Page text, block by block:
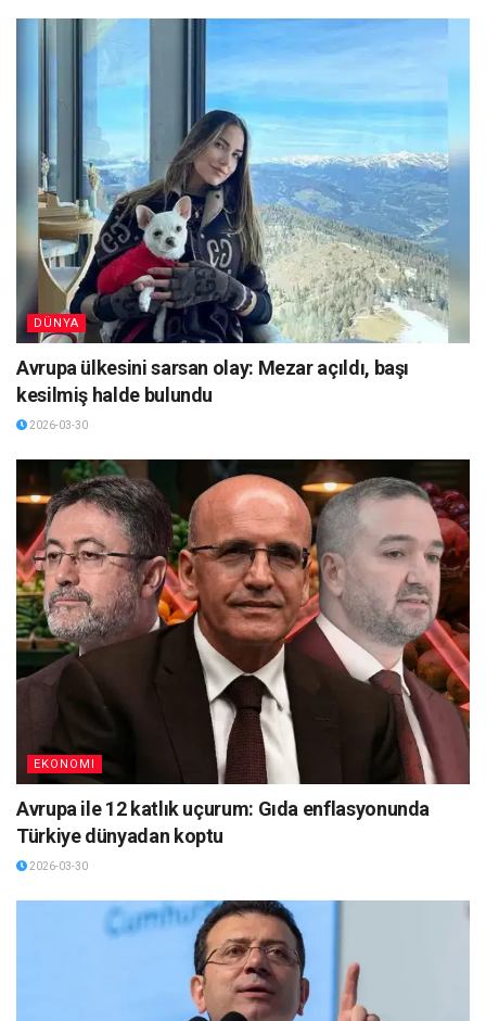
DÜNYA
Avrupa ülkesini sarsan olay: Mezar açıldı, başı
kesilmiş halde bulundu
2026-03-30
EKONOMI
Avrupa ile 12 katlık uçurum: Gıda enflasyonunda
Türkiye dünyadan koptu
2026-03-30